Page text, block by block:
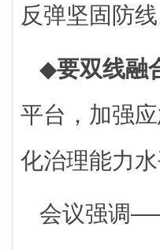
反弹坚固防线
◆要双线融
平台，加强
化治理能力水
会议强调